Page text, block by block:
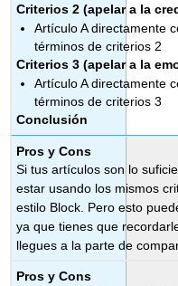
Criterios 2 (apelar a la
Artículo A directamente
términos de criterios 2
Criterios 3 (apelar a la
Artículo A directamente
términos de criterios 3
Conclusión
Pros y Cons
Si tus artículos son lo
estar usando los mismos
estilo Block. Pero esto
ya que tienes que
llegues a la parte de
Pros y Cons